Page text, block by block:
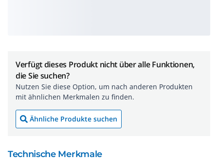
Verfügt dieses Produkt nicht über alle Funktionen,
die Sie suchen?
Nutzen Sie diese Option, um nach anderen Produkten
mit ähnlichen Merkmalen zu finden.
Ähnliche Produkte suchen
Technische Merkmale